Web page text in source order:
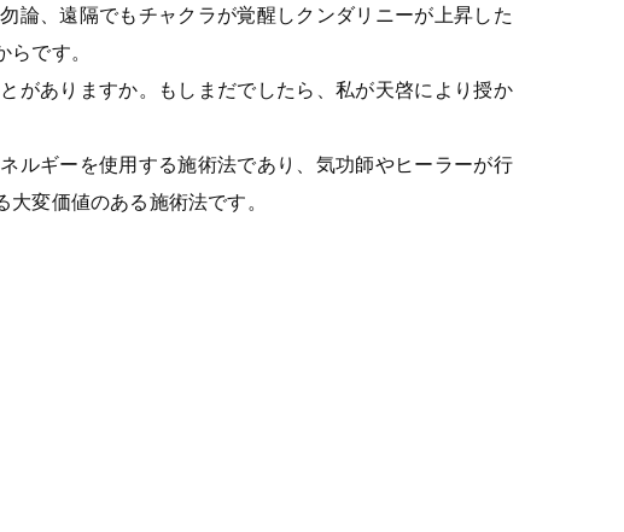
論、遠隔でもチャクラが覚醒しクンダリニーが上昇した
です。
がありますか。もしまだでしたら、私が天啓により授か
ルギーを使用する施術法であり、気功師やヒーラーが行
変価値のある施術法です。